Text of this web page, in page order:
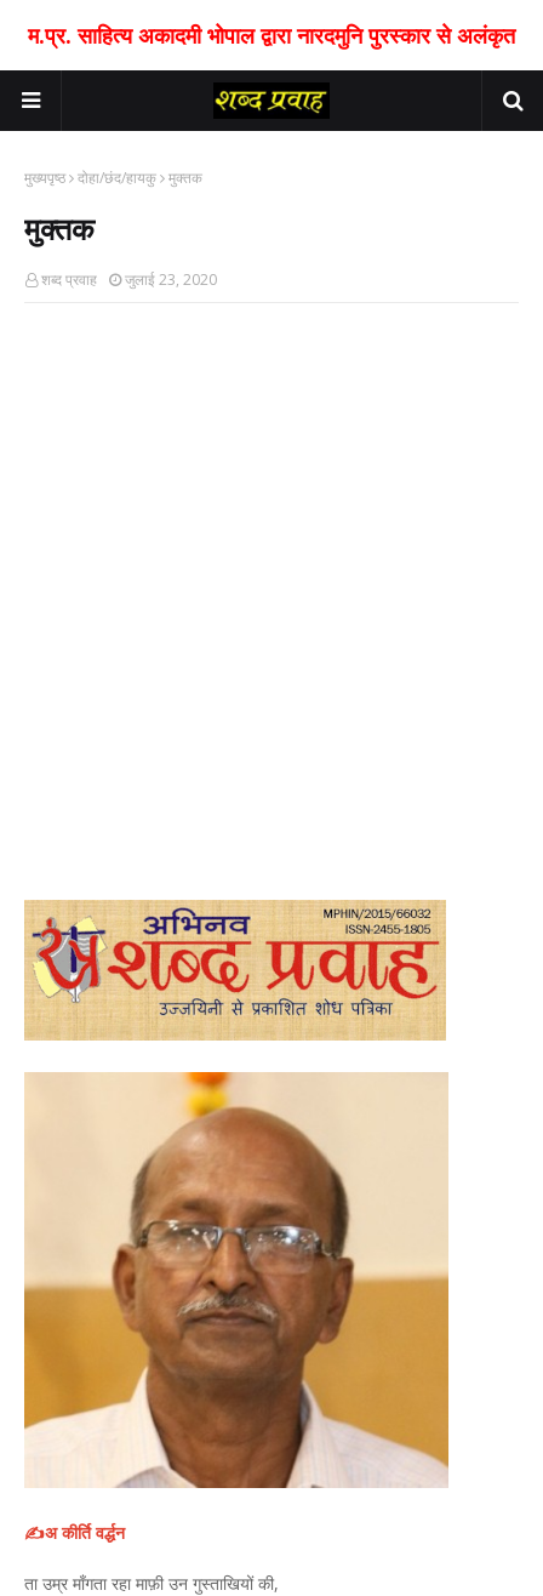
म.प्र. साहित्य अकादमी भोपाल द्वारा नारदमुनि पुरस्कार से अलंकृत
मुख्यपृष्ठ दोहा/छंद/हायकु मुक्तक
मुक्तक
शब्द प्रवाह जुलाई 23, 2020
✍️अ कीर्ति वर्द्धन
ता उम्र माँगता रहा माफ़ी उन गुस्ताखियों की,